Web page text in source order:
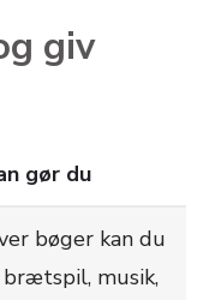
giv
gør du
bøger kan du
brætspil, musik,